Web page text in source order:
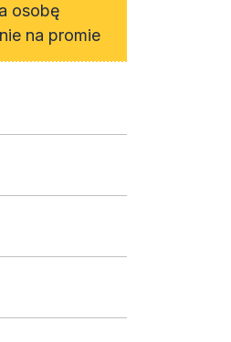
osobę
na promie